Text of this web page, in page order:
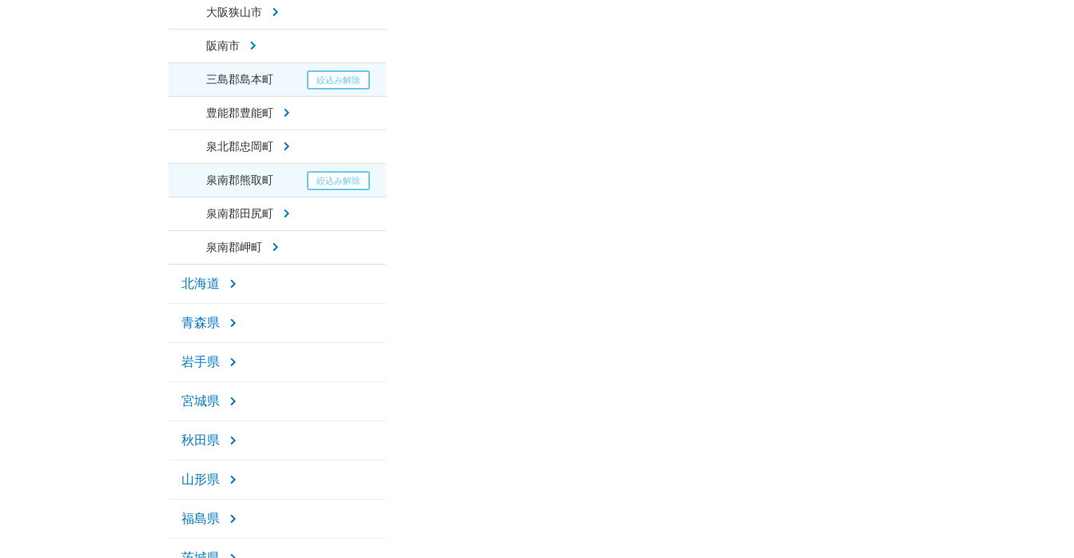
大阪狭山市
阪南市
三島郡島本町
豊能郡豊能町
泉北郡忠岡町
泉南郡熊取町
泉南郡田尻町
泉南郡岬町
北海道
青森県
岩手県
宮城県
秋田県
山形県
福島県